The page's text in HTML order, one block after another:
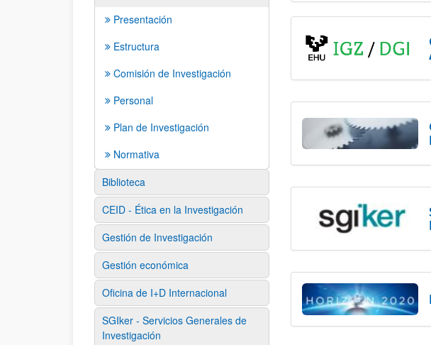
Presentación
Estructura
Comisión de Investigación
Personal
Plan de Investigación
Normativa
Biblioteca
CEID - Ética en la Investigación
Gestión de Investigación
Gestión económica
Oficina de I+D Internacional
SGIker - Servicios Generales de
Investigación